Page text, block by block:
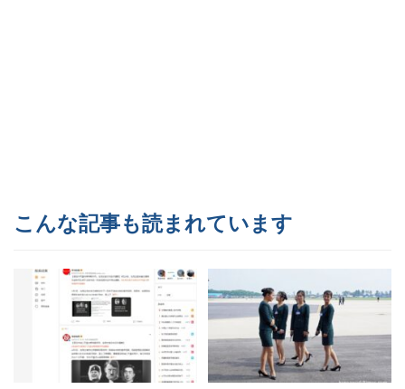
こんな記事も読まれています